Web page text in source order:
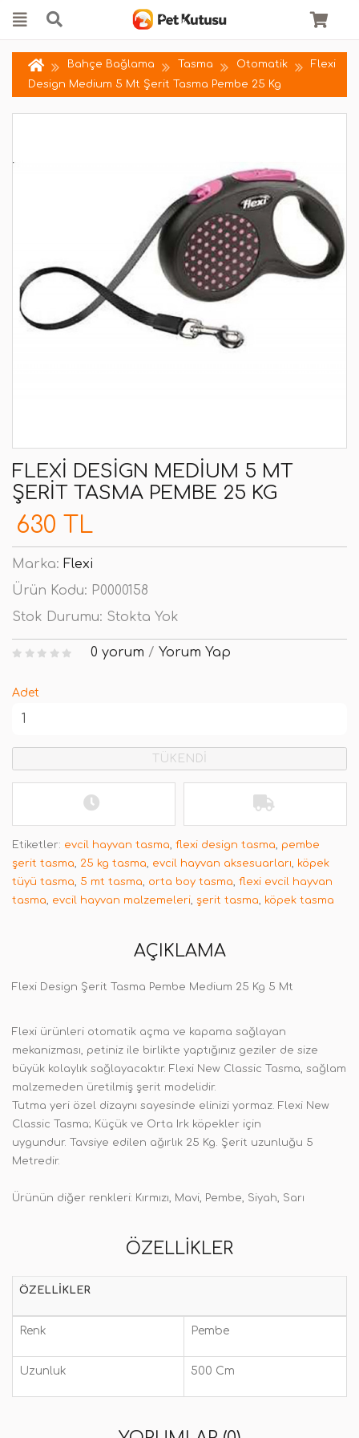
Bahçe Bağlama Tasma Otomatik
Flexi
Design Medium 5 Mt Şerit Tasma Pembe 25 Kg
FLEXI DESIGN MEDIUM 5 MT
ŞERIT TASMA PEMBE 25 KG
630 TL
Marka: Flexi
Ürün Kodu: P0000158
Stok Durumu: Stokta Yok
0 yorum / Yorum Yap
Adet
TÜKENDİ
Etiketler: evcil hayvan tasma, flexi design tasma, pembe
şerit tasma, 25 kg tasma, evcil hayvan aksesuarları, köpek
tüyü tasma, 5 mt tasma, orta boy tasma, flexi evcil hayvan
tasma, evcil hayvan malzemeleri, şerit tasma, köpek tasma
AÇIKLAMA
Flexi Design Şerit Tasma Pembe Medium 25 Kg 5 Mt
Flexi ürünleri otomatik açma ve kapama sağlayan
mekanizması, petiniz ile birlikte yaptığınız geziler de size
büyük kolaylık sağlayacaktır. Flexi New Classic Tasma, sağlam
malzemeden üretilmiş şerit modelidir.
Tutma yeri özel dizaynı sayesinde elinizi yormaz. Flexi New
Classic Tasma; Küçük ve Orta Irk köpekler için
uygundur. Tavsiye edilen ağırlık 25 Kg. Şerit uzunluğu 5
Metredir.
Ürünün diğer renkleri: Kırmızı, Mavi, Pembe, Siyah, Sarı
ÖZELLIKLER
ÖZELLIKLER
Renk Pembe
Uzunluk 500 Cm